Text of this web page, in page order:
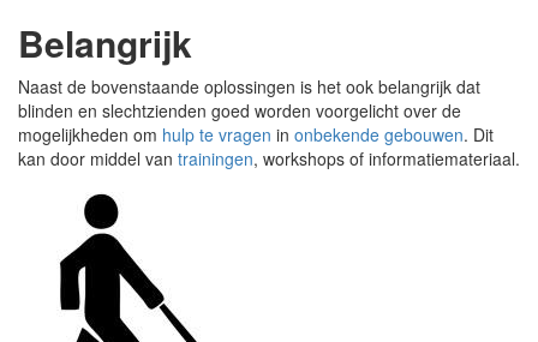
Belangrijk
Naast de bovenstaande oplossingen is het ook belangrijk dat
blinden en slechtzienden goed worden voorgelicht over de
mogelijkheden om hulp te vragen in onbekende gebouwen. Dit
kan door middel van trainingen, workshops of informatiemateriaal.